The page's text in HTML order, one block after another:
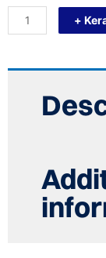
A12
MESIN
BINDING/MESIN
+